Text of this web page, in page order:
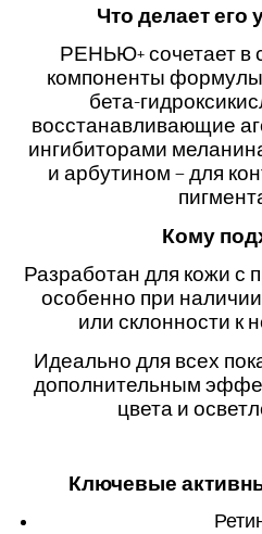
Что делает его
РЕНЬЮ+ сочетает в
компоненты
бета-
восстанавливающие
ингибиторами
и арбутином – для
Кому
Разработан для кожи с
особенно при
или склонности к
Идеально для всех
дополнительным
цвета и
Ключевые